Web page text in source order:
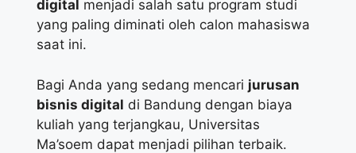
digital menjadi salah satu program studi
yang paling diminati oleh calon mahasiswa
saat ini.
Bagi Anda yang sedang mencari jurusan
bisnis digital di Bandung dengan biaya
kuliah yang terjangkau, Universitas
Ma’soem dapat menjadi pilihan terbaik.